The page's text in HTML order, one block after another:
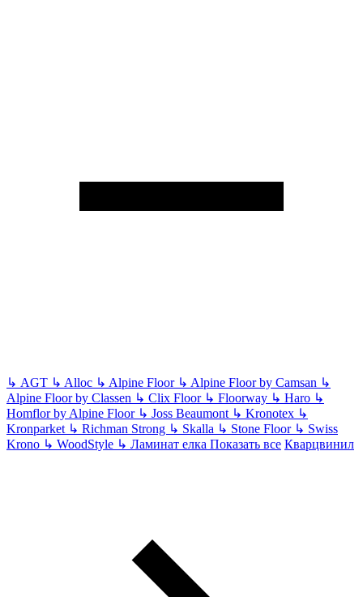
↳ AGT ↳ Alloc ↳ Alpine Floor ↳ Alpine Floor by Camsan ↳
Alpine Floor by Classen ↳ Clix Floor ↳ Floorway ↳ Haro ↳
Homflor by Alpine Floor ↳ Joss Beaumont ↳ Kronotex ↳
Kronparket ↳ Richman Strong ↳ Skalla ↳ Stone Floor ↳ Swiss
Krono ↳ WoodStyle ↳ Ламинат елка Показать все Кварцвинил